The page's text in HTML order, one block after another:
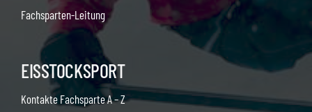
Fachsparten-Leitung
EISSTOCKSPORT
Kontakte Fachsparte A – Z